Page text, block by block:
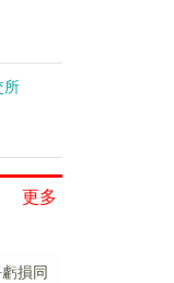
所
更多
損同